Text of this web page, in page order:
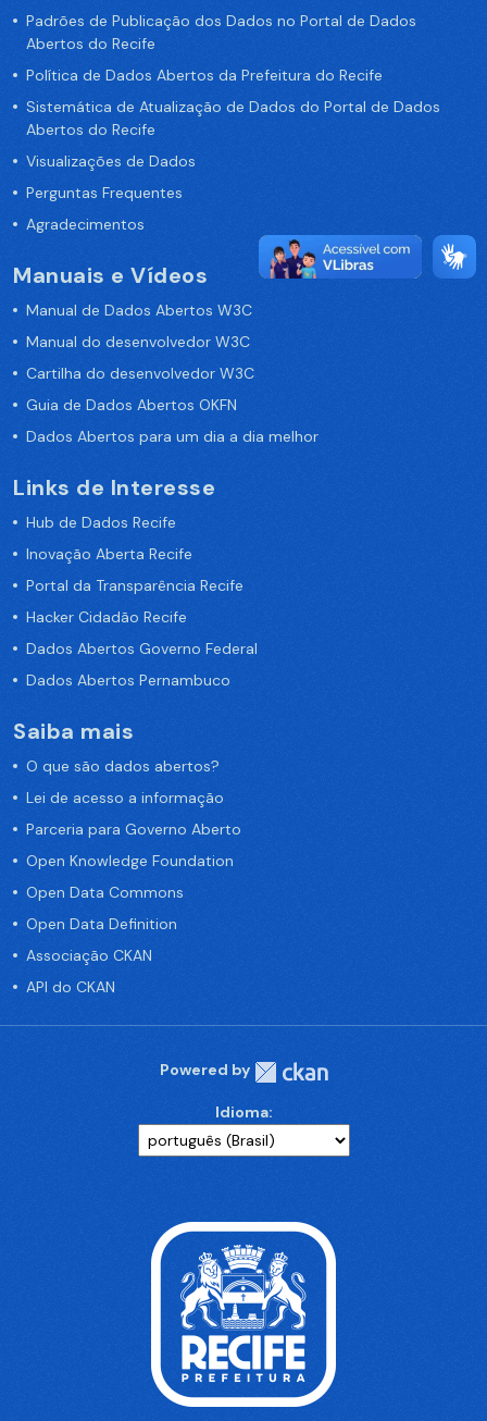
Padrões de Publicação dos Dados no Portal de Dados
Abertos do Recife
Política de Dados Abertos da Prefeitura do Recife
Sistemática de Atualização de Dados do Portal de Dados
Abertos do Recife
Visualizações de Dados
Perguntas Frequentes
Agradecimentos
Manuais e Vídeos
Manual de Dados Abertos W3C
Manual do desenvolvedor W3C
Cartilha do desenvolvedor W3C
Guia de Dados Abertos OKFN
Dados Abertos para um dia a dia melhor
Links de Interesse
Hub de Dados Recife
Inovação Aberta Recife
Portal da Transparência Recife
Hacker Cidadão Recife
Dados Abertos Governo Federal
Dados Abertos Pernambuco
Saiba mais
O que são dados abertos?
Lei de acesso a informação
Parceria para Governo Aberto
Open Knowledge Foundation
Open Data Commons
Open Data Definition
Associação CKAN
API do CKAN
Powered by
Idioma